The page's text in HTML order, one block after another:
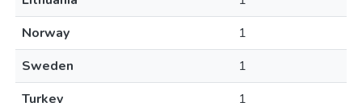
Norway
1
Sweden
1
Turkey
1